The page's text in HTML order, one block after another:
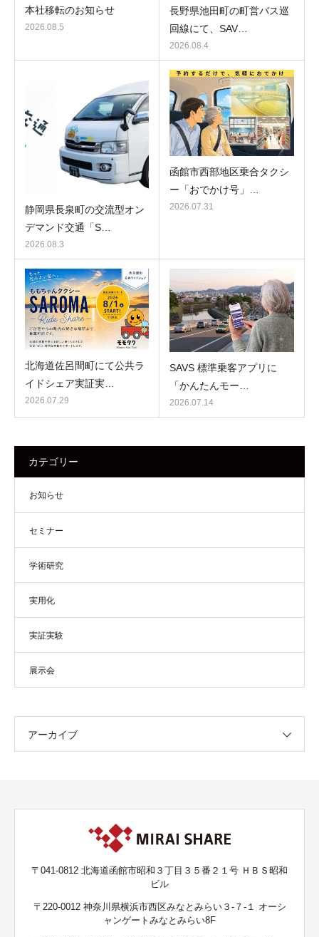
本社移転のお知らせ
2026.08.5
長野県池田町の町営バス巡
回線にて、SAV…
2026.08.4
静岡県長泉町の交流型オン
デマンド交通「S…
2026.08.3
函館市西部地区乗合タクシ
ー「おでかけ号」…
2026.07.31
北海道佐呂間町にて公共ラ
イドシェア実証実…
2026.07.29
SAVS 標準乗客アプリに
「かんたんモー…
2026.07.14
カテゴリー
お知らせ
セミナー
学術研究
実用化
実証実験
展示会
アーカイブ
〒041-0812 北海道函館市昭和３丁目３５番２１号 ＨＢＳ昭和
ビル
〒220-0012 神奈川県横浜市西区みなとみらい３-７-１ オーシ
ャンゲートみなとみらい8F